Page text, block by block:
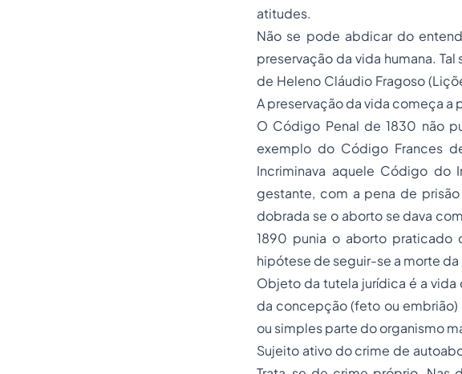
atitudes.
Não se pode abdicar do
preservação da vida humana.
de Heleno Cláudio Fragoso
A preservação da vida começa a
O Código Penal de 1830 não
exemplo do Código Frances
Incriminava aquele Código
gestante, com a pena de
dobrada se o aborto se dava
1890 punia o aborto praticado
hipótese de seguir-se a morte da
Objeto da tutela jurídica é a
da concepção (feto ou embrião)
ou simples parte do organismo
Sujeito ativo do crime de